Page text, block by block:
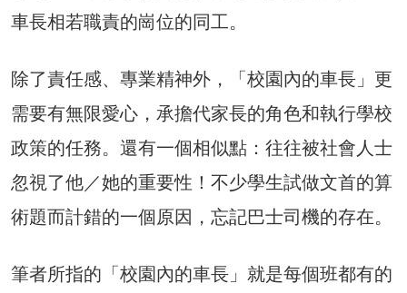
車長相若職責的崗位的同工。
除了責任感、專業精神外，「校園內的車長」更
需要有無限愛心，承擔代家長的角色和執行學校
政策的任務。還有一個相似點：往往被社會人士
忽視了他／她的重要性！不少學生試做文首的算
術題而計錯的一個原因，忘記巴士司機的存在。
筆者所指的「校園內的車長」就是每個班都有的